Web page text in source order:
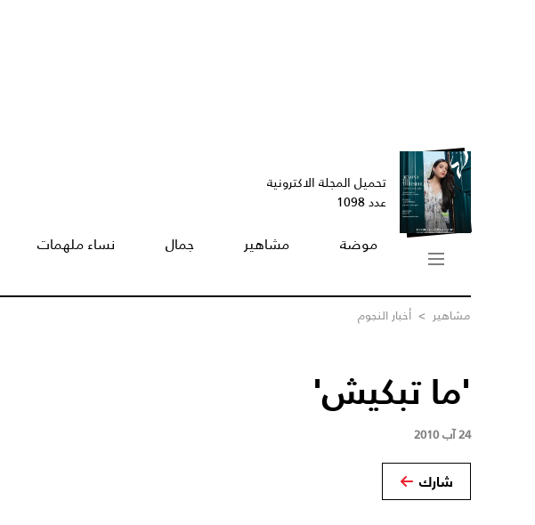
تحميل المجلة الاكترونية
عدد 1098
موضة مشاهير جمال نساء ملهمات
مشاهير > أخبار النجوم
'ما تبكيش'
24 آب 2010
شارك